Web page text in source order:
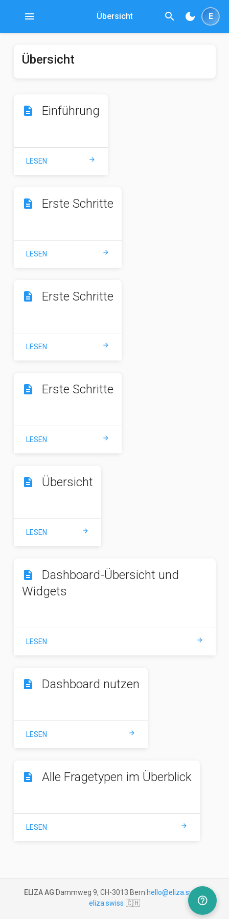
menu Übersicht search dark_mode E
Übersicht
description Einführung
LESEN arrow_forward
description Erste Schritte
LESEN arrow_forward
description Erste Schritte
LESEN arrow_forward
description Erste Schritte
LESEN arrow_forward
description Übersicht
LESEN arrow_forward
description
Dashboard-Übersicht und
Widgets
LESEN arrow_forward
description Dashboard nutzen
LESEN arrow_forward
description Alle Fragetypen im Überblick
LESEN arrow_forward
ELIZA AG Dammweg 9, CH-3013 Bern hello@eliza.swiss
eliza.swiss 🇨🇭 help_outline